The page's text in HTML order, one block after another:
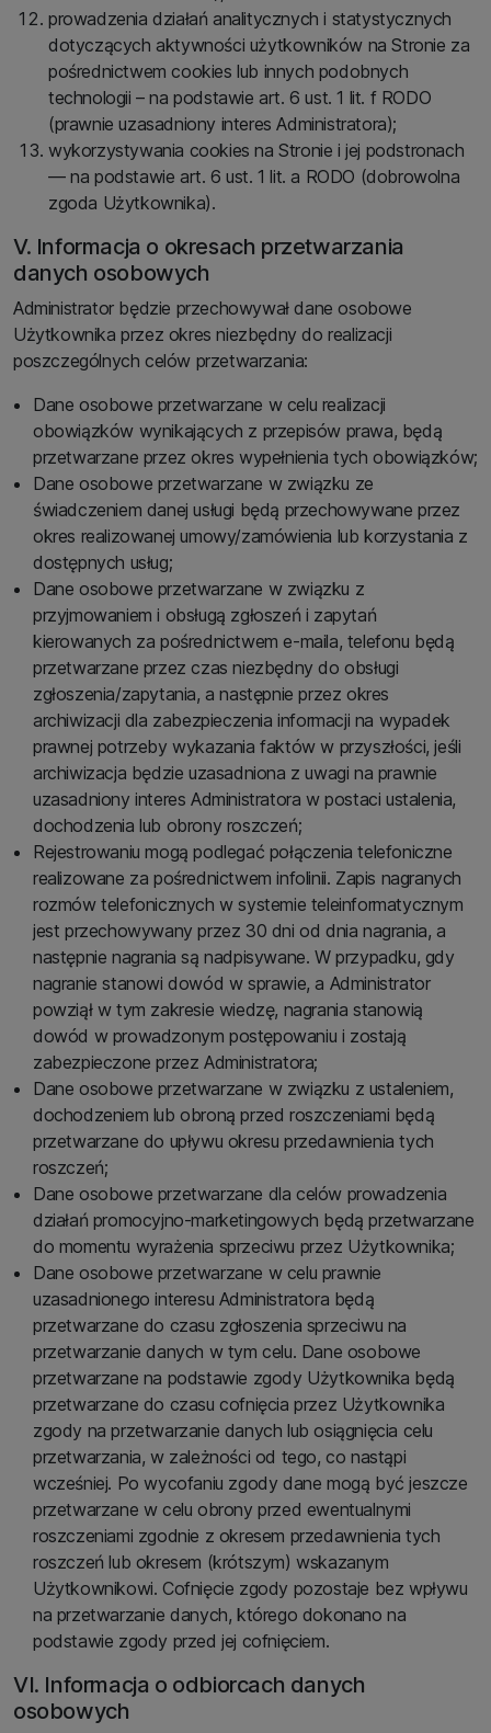
prowadzenia działań analitycznych i statystycznych
dotyczących aktywności użytkowników na Stronie za
pośrednictwem cookies lub innych podobnych
technologii – na podstawie art. 6 ust. 1 lit. f RODO
(prawnie uzasadniony interes Administratora);
wykorzystywania cookies na Stronie i jej podstronach
— na podstawie art. 6 ust. 1 lit. a RODO (dobrowolna
zgoda Użytkownika).
V. Informacja o okresach przetwarzania
danych osobowych
Administrator będzie przechowywał dane osobowe
Użytkownika przez okres niezbędny do realizacji
poszczególnych celów przetwarzania:
Dane osobowe przetwarzane w celu realizacji
obowiązków wynikających z przepisów prawa, będą
przetwarzane przez okres wypełnienia tych obowiązków;
Dane osobowe przetwarzane w związku ze
świadczeniem danej usługi będą przechowywane przez
okres realizowanej umowy/zamówienia lub korzystania z
dostępnych usług;
Dane osobowe przetwarzane w związku z
przyjmowaniem i obsługą zgłoszeń i zapytań
kierowanych za pośrednictwem e-maila, telefonu będą
przetwarzane przez czas niezbędny do obsługi
zgłoszenia/zapytania, a następnie przez okres
archiwizacji dla zabezpieczenia informacji na wypadek
prawnej potrzeby wykazania faktów w przyszłości, jeśli
archiwizacja będzie uzasadniona z uwagi na prawnie
uzasadniony interes Administratora w postaci ustalenia,
dochodzenia lub obrony roszczeń;
Rejestrowaniu mogą podlegać połączenia telefoniczne
realizowane za pośrednictwem infolinii. Zapis nagranych
rozmów telefonicznych w systemie teleinformatycznym
jest przechowywany przez 30 dni od dnia nagrania, a
następnie nagrania są nadpisywane. W przypadku, gdy
nagranie stanowi dowód w sprawie, a Administrator
powziął w tym zakresie wiedzę, nagrania stanowią
dowód w prowadzonym postępowaniu i zostają
zabezpieczone przez Administratora;
Dane osobowe przetwarzane w związku z ustaleniem,
dochodzeniem lub obroną przed roszczeniami będą
przetwarzane do upływu okresu przedawnienia tych
roszczeń;
Dane osobowe przetwarzane dla celów prowadzenia
działań promocyjno-marketingowych będą przetwarzane
do momentu wyrażenia sprzeciwu przez Użytkownika;
Dane osobowe przetwarzane w celu prawnie
uzasadnionego interesu Administratora będą
przetwarzane do czasu zgłoszenia sprzeciwu na
przetwarzanie danych w tym celu. Dane osobowe
przetwarzane na podstawie zgody Użytkownika będą
przetwarzane do czasu cofnięcia przez Użytkownika
zgody na przetwarzanie danych lub osiągnięcia celu
przetwarzania, w zależności od tego, co nastąpi
wcześniej. Po wycofaniu zgody dane mogą być jeszcze
przetwarzane w celu obrony przed ewentualnymi
roszczeniami zgodnie z okresem przedawnienia tych
roszczeń lub okresem (krótszym) wskazanym
Użytkownikowi. Cofnięcie zgody pozostaje bez wpływu
na przetwarzanie danych, którego dokonano na
podstawie zgody przed jej cofnięciem.
VI. Informacja o odbiorcach danych
osobowych